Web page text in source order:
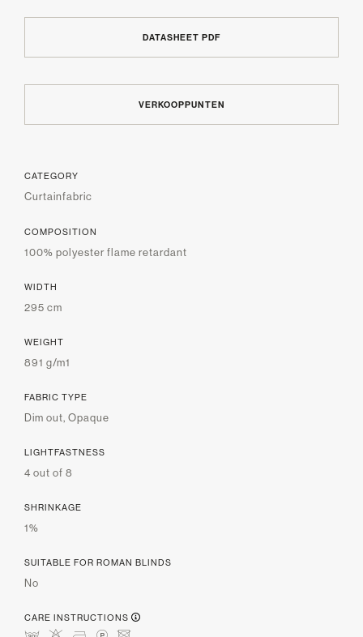
DATASHEET PDF
VERKOOPPUNTEN
CATEGORY
Curtainfabric
COMPOSITION
100% polyester flame retardant
WIDTH
295 cm
WEIGHT
891 g/m1
FABRIC TYPE
Dim out, Opaque
LIGHTFASTNESS
4 out of 8
SHRINKAGE
1%
SUITABLE FOR ROMAN BLINDS
No
CARE INSTRUCTIONS